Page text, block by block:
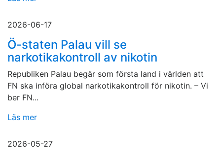
2026-06-17
Ö-staten Palau vill se
narkotikakontroll av nikotin
Republiken Palau begär som första land i världen att
FN ska införa global narkotikakontroll för nikotin. – Vi
ber FN...
Läs mer
2026-05-27